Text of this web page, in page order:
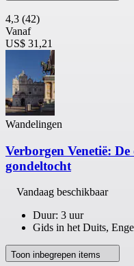
4,3 (42)
Vanaf
US$ 31,21
Wandelingen
Verborgen Venetië:
gondeltocht
Vandaag beschikbaar
Duur: 3 uur
Gids in het Duits,
Toon inbegrepen items